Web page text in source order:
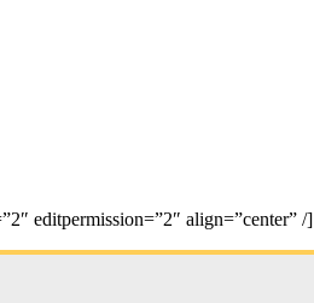
editpermission=”2″ align=”center” /]